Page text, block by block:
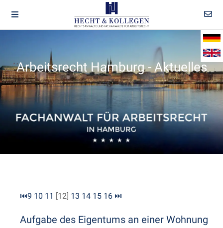
Arbeitsrecht Hamburg - Aktuelles
⏮9 10 11 [12] 13 14 15 16 ⏭
Aufgabe des Eigentums an einer Wohnung